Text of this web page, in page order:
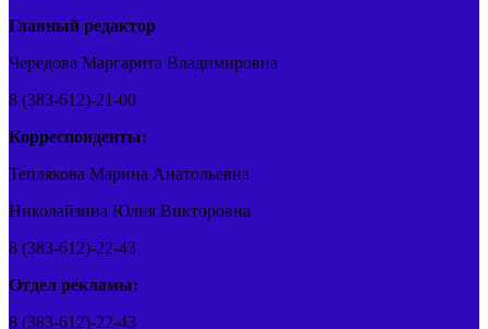
Главный редактор
Чередова Маргарита Владимировна
8 (383-612)-21-00
Корреспонденты:
Теплякова Марина Анатольевна
Николайзина Юлия Викторовна
8 (383-612)-22-43
Отдел рекламы:
8 (383-612)-22-43